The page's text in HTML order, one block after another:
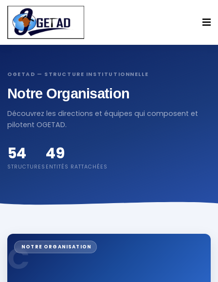
OGETAD — STRUCTURE INSTITUTIONNELLE
Notre Organisation
Découvrez les directions et équipes qui composent et
pilotent OGETAD.
54
STRUCTURES
49
ENTITÉS RATTACHÉES
CNOTRE ORGANISATION